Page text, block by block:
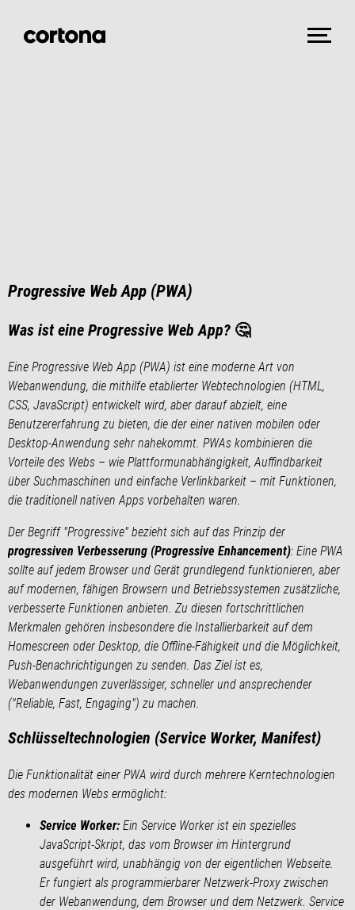
Progressive Web App (PWA)
Was ist eine Progressive Web App? 🤔
Eine Progressive Web App (PWA) ist eine moderne Art von
Webanwendung, die mithilfe etablierter Webtechnologien (HTML,
CSS, JavaScript) entwickelt wird, aber darauf abzielt, eine
Benutzererfahrung zu bieten, die der einer nativen mobilen oder
Desktop-Anwendung sehr nahekommt. PWAs kombinieren die
Vorteile des Webs – wie Plattformunabhängigkeit, Auffindbarkeit
über Suchmaschinen und einfache Verlinkbarkeit – mit Funktionen,
die traditionell nativen Apps vorbehalten waren.
Der Begriff "Progressive" bezieht sich auf das Prinzip der
progressiven Verbesserung (Progressive Enhancement): Eine PWA
sollte auf jedem Browser und Gerät grundlegend funktionieren, aber
auf modernen, fähigen Browsern und Betriebssystemen zusätzliche,
verbesserte Funktionen anbieten. Zu diesen fortschrittlichen
Merkmalen gehören insbesondere die Installierbarkeit auf dem
Homescreen oder Desktop, die Offline-Fähigkeit und die Möglichkeit,
Push-Benachrichtigungen zu senden. Das Ziel ist es,
Webanwendungen zuverlässiger, schneller und ansprechender
("Reliable, Fast, Engaging") zu machen.
Schlüsseltechnologien (Service Worker, Manifest)
Die Funktionalität einer PWA wird durch mehrere Kerntechnologien
des modernen Webs ermöglicht:
Service Worker: Ein Service Worker ist ein spezielles
JavaScript-Skript, das vom Browser im Hintergrund
ausgeführt wird, unabhängig von der eigentlichen Webseite.
Er fungiert als programmierbarer Netzwerk-Proxy zwischen
der Webanwendung, dem Browser und dem Netzwerk. Service